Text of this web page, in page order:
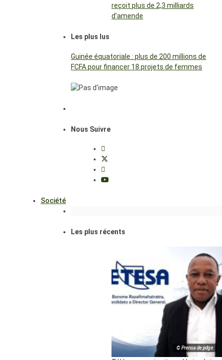
reçoit plus de 2,3 milliards
d’amende
Les plus lus
Guinée équatoriale : plus de 200 millions de
FCFA pour financer 18 projets de femmes
Nous Suivre
Société
Les plus récents
© Prensa de pdge